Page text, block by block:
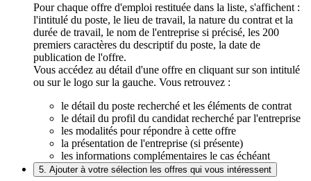
Pour chaque offre d'emploi restituée dans la liste, s'affichent :
l'intitulé du poste, le lieu de travail, la nature du contrat et la
durée de travail, le nom de l'entreprise si précisé, les 200
premiers caractères du descriptif du poste, la date de
publication de l'offre.
Vous accédez au détail d'une offre en cliquant sur son intitulé
ou sur le logo sur la gauche. Vous retrouvez :
le détail du poste recherché et les éléments de contrat
le détail du profil du candidat recherché par l'entreprise
les modalités pour répondre à cette offre
la présentation de l'entreprise (si présente)
les informations complémentaires le cas échéant
5. Ajouter à votre sélection les offres qui vous intéressent